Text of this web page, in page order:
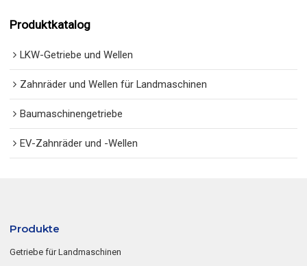
Produktkatalog
LKW-Getriebe und Wellen
Zahnräder und Wellen für Landmaschinen
Baumaschinengetriebe
EV-Zahnräder und -Wellen
Produkte
Getriebe für Landmaschinen